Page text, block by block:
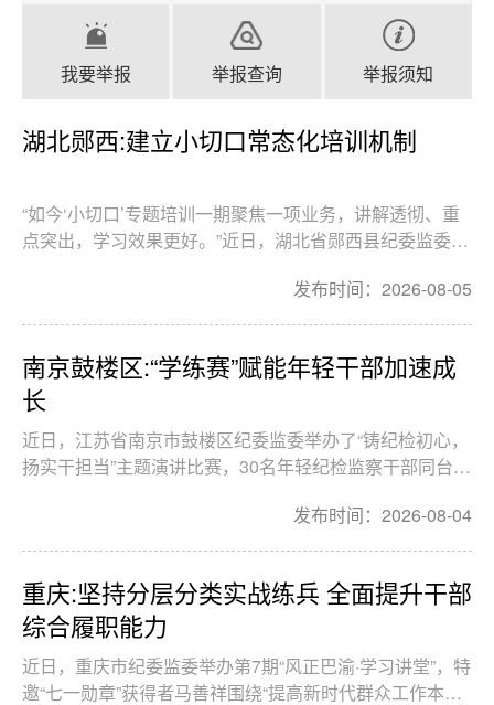
我要举报 举报查询 举报须知
湖北郧西:建立小切口常态化培训机制
“如今‘小切口’专题培训一期聚焦一项业务，讲解透彻、重
点突出，学习效果更好。”近日，湖北省郧西县纪委监委举
部的一致好评。 为深入推进纪检监察工作规范化法治
化正规化建设，持续提升干部队伍专业化履职能力。
发布时间：2026-08-05
南京鼓楼区:“学练赛”赋能年轻干部加速成
长
近日，江苏省南京市鼓楼区纪委监委举办了“铸纪检初心，
扬实干担当”主题演讲比赛，30名年轻纪检监察干部同台讲
阵掌声。这场比赛，是该区纪委监委多措并举，助力年轻
纪检监察干部快速成长的生动实践。
发布时间：2026-08-04
重庆:坚持分层分类实战练兵 全面提升干部
综合履职能力
近日，重庆市纪委监委举办第7期“风正巴渝·学习讲堂”，特
邀“七一勋章”获得者马善祥围绕“提高新时代群众工作本领”